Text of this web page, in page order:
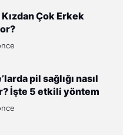
Çok Erkek
pil sağlığı nasıl
İşte 5 etkili yöntem